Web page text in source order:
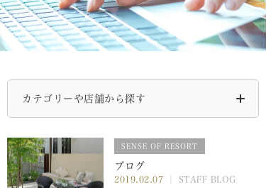
カテゴリーや店舗から探す
SENSE OF RESORT
ブログ
2019.02.07 ｜ STAFF BLOG